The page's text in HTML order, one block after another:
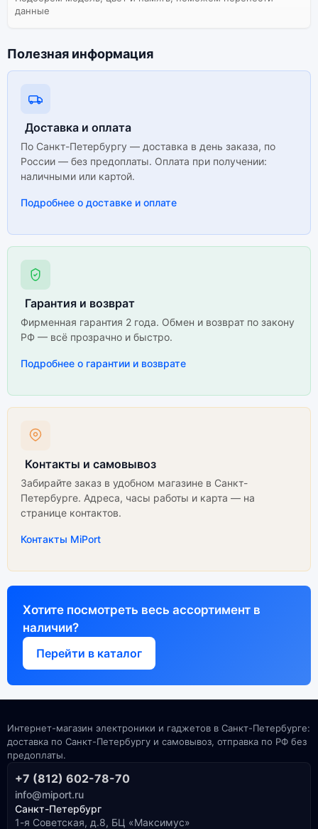
корректная работа сервисов не гарантируется.
данные
Полезная информация
Доставка и оплата
По Санкт-Петербургу — доставка в день заказа, по
России — без предоплаты. Оплата при получении:
наличными или картой.
Подробнее о доставке и оплате
Гарантия и возврат
Фирменная гарантия 2 года. Обмен и возврат по закону
РФ — всё прозрачно и быстро.
Подробнее о гарантии и возврате
Контакты и самовывоз
Забирайте заказ в удобном магазине в Санкт-
Петербурге. Адреса, часы работы и карта — на
странице контактов.
Контакты MiPort
Хотите посмотреть весь ассортимент в
наличии?
Перейти в каталог
Интернет-магазин электроники и гаджетов в Санкт-Петербурге:
доставка по Санкт-Петербургу и самовывоз, отправка по РФ без
предоплаты.
+7 (812) 602-78-70
info@miport.ru
Санкт-Петербург
1-я Советская, д.8, БЦ «Максимус»